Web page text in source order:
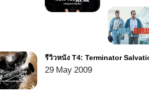
รีวิวหนัง T4: Terminator
29 May 2009